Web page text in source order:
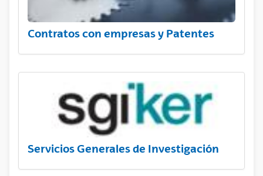
Contratos con empresas y Patentes
Servicios Generales de Investigación